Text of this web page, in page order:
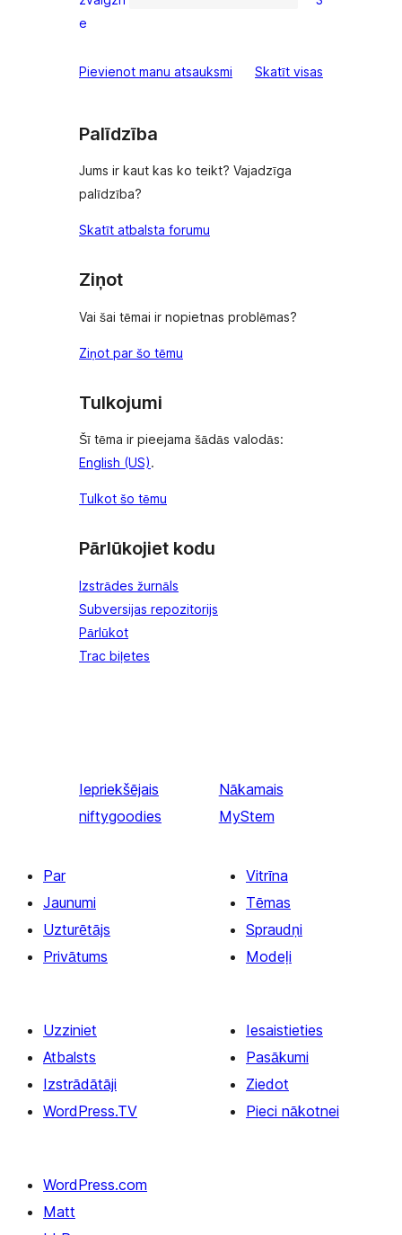
reviews
3
1-
reviews
e
Pievienot manu atsauksmi Skatīt visas
Palīdzība
Jums ir kaut kas ko teikt? Vajadzīga
palīdzība?
Skatīt atbalsta forumu
Ziņot
Vai šai tēmai ir nopietnas problēmas?
Ziņot par šo tēmu
Tulkojumi
Šī tēma ir pieejama šādās valodās:
English (US).
Tulkot šo tēmu
Pārlūkojiet kodu
Izstrādes žurnāls
Subversijas repozitorijs
Pārlūkot
Trac biļetes
Iepriekšējais
niftygoodies
Nākamais
MyStem
Par
Jaunumi
Uzturētājs
Privātums
Vitrīna
Tēmas
Spraudņi
Modeļi
Uzziniet
Atbalsts
Izstrādātāji
WordPress.TV
Iesaistieties
Pasākumi
Ziedot
Pieci nākotnei
WordPress.com
Matt